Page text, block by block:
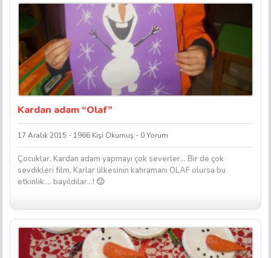
Kardan adam “Olaf”
17 Aralık 2015 - 1966 Kişi Okumuş - 0 Yorum
Çocuklar, Kardan adam yapmayı çok severler… Bir de çok
sevdikleri film, Karlar ülkesinin kahramanı OLAF olursa bu
etkinlik…. bayıldılar…! 🙂